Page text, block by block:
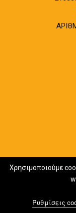
Χρησιμοποιούμε
Ρυθμίσεις